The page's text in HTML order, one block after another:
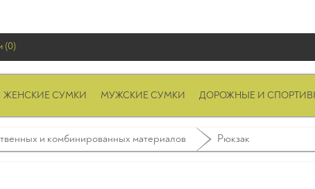
(0)
ЖЕНСКИЕ СУМКИ МУЖСКИЕ СУМКИ ДОРОЖНЫЕ И
и комбинированных материалов Рюкзак